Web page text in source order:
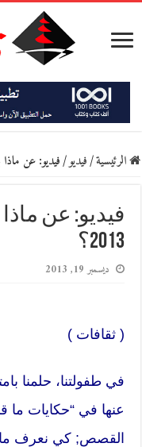
الرئيسية/فيديو/فيديو: عن ماذا
فيديو: عن
2013؟
ديسمبر 19, 2013
( ثقافات )
في طفولتنا، حلمنا
عنها في “حكايات ما
القصص; كي نعرف